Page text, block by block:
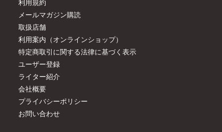
利用規約
メールマガジン購読
取扱店舗
利用案内（オンラインショップ）
特定商取引に関する法律に基づく表示
ユーザー登録
ライター紹介
会社概要
プライバシーポリシー
お問い合わせ